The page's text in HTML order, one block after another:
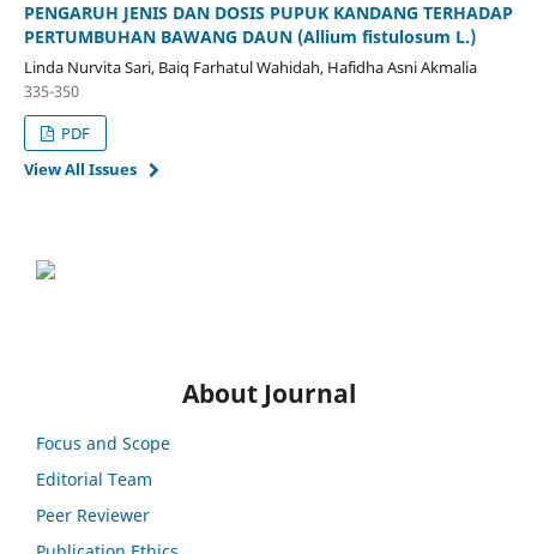
PENGARUH JENIS DAN DOSIS PUPUK KANDANG TERHADAP
PERTUMBUHAN BAWANG DAUN (Allium fistulosum L.)
Linda Nurvita Sari, Baiq Farhatul Wahidah, Hafidha Asni Akmalia
335-350
PDF
View All Issues
About Journal
Focus and Scope
Editorial Team
Peer Reviewer